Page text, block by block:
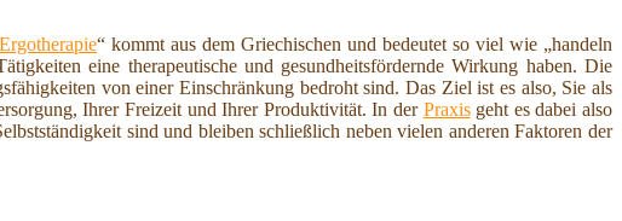
Ergotherapie“ kommt aus dem Griechischen und bedeutet so viel wie „handeln
eine therapeutische und gesundheitsfördernde Wirkung haben. Die
von einer Einschränkung bedroht sind. Das Ziel ist es also, Sie als
Ihrer Freizeit und Ihrer Produktivität. In der Praxisgeht es dabei also
sind und bleiben schließlich neben vielen anderen Faktoren der